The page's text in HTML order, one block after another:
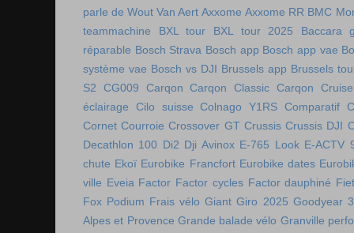
parle de Wout Van Aert Axxome Axxome RR BMC
teammachine
BXL tour BXL tour 2025
Baccara
réparable Bosch Strava Bosch app Bosch app vae
système vae Bosch vs DJI Brussels app Brussels
S2
CG009 Carqon Carqon Classic Carqon Cruise
éclairage
Cilo suisse Colnago Y1RS Comparatif
Cornet Courroie Crossover GT Crussis Crussis DJI
Decathlon 100 Di2 Dji Avinox E-765 Look E-ACTV
chute Ekoï Eurobike Francfort Eurobike dates
ville Eveia Factor Factor cycles Factor dauphiné
Fox Podium Frais vélo Giant Giro 2025 Goodyear
Alpes et Provence Grande balade vélo Granville